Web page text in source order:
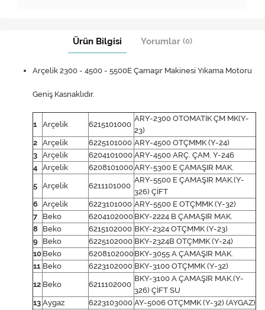
Ürün Bilgisi Yorumlar (0)
Arçelik 2300 - 4500 - 5500E Çamaşır Makinesi Yıkama Motoru
Geniş Kasnaklıdır.
1 Arçelik 6215101000
ARY-2300 OTOMATİK ÇM MK(Y-
23)
2 Arçelik 6225101000 ARY-4500 OTÇMMK (Y-24)
3 Arçelik 6204101000 ARY-4500 ARÇ. ÇAM. Y-246
4 Arçelik 6208101000ARY-5300 E ÇAMAŞIR MAK.
5 Arçelik 6211101000
ARY-5500 E ÇAMAŞIR MAK.(Y-
326) ÇİFT
6 Arçelik 6223101000 ARY-5500 E OTÇMMK (Y-32)
7
Beko 6204102000 BKY-2224 B ÇAMAŞIR MAK.
8 Beko 6215102000 BKY-2324 OTÇMMK (Y-23)
9 Beko 6225102000 BKY-2324B OTÇMMK (Y-24)
10 Beko 6208102000BKY-3055 A ÇAMAŞIR MAK.
11 Beko 6223102000 BKY-3100 OTÇMMK (Y-32)
12 Beko 6211102000
BKY-3100 A ÇAMAŞIR MAK.(Y-
326) ÇİFT SU
13 Aygaz 6223103000 AY-5006 OTÇMMK (Y-32) (AYGAZ)